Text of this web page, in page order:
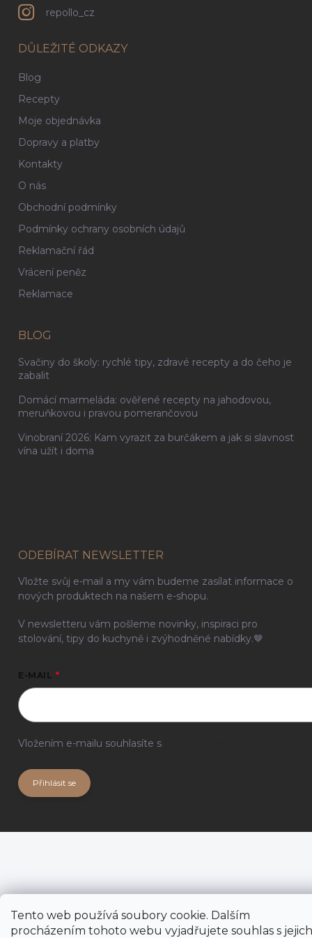
Tento web používá soubory cookie. Dalším
procházením tohoto webu vyjadřujete souhlas s jejich
repollo_cz
DŮLEŽITÉ ODKAZY
Blog
Recepty
Moje objednávka
Dopravy a platby
Kontakty
O nás
Obchodní podmínky
Podmínky ochrany osobních údajů
Reklamační řád
Vrácení peněz
Reklamace
BLOG
Svačiny do školy: rychlé tipy, zdravé recepty a do čeho je
zabalit
Domácí marmeláda: ověřené recepty na jahodovou,
meruňkovou i pravou pomerančovou
Vinobraní 2026: Kam vyrazit za burčákem a jak si slavnost
vína užít i doma
ODEBÍRAT NEWSLETTER
Vložte svůj e-mail a my vám budeme zasílat informace o
nových produktech na našem e-shopu.
V newsletteru vám pošleme novinky, inspiraci pro
stolování, tipy do kuchyně i zvýhodněné nabídky.🤎
E-MAIL
Vložením e-mailu souhlasíte s
Přihlásit se